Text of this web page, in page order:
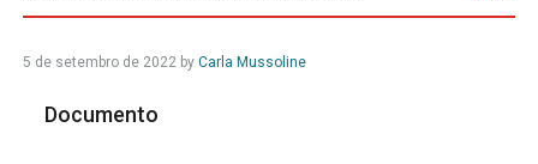
5 de setembro de 2022by Carla Mussoline
Documento